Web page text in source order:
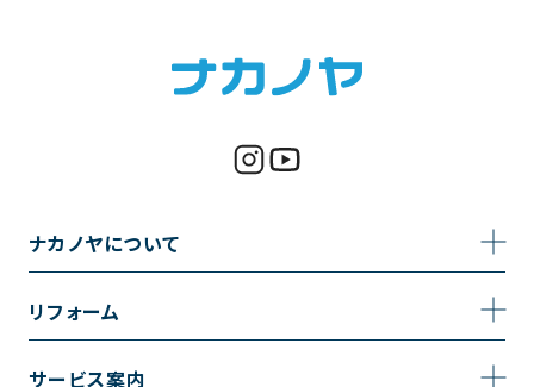
ナカノヤについて
事業内容
リフォーム
トイレのリフォーム
サービス案内